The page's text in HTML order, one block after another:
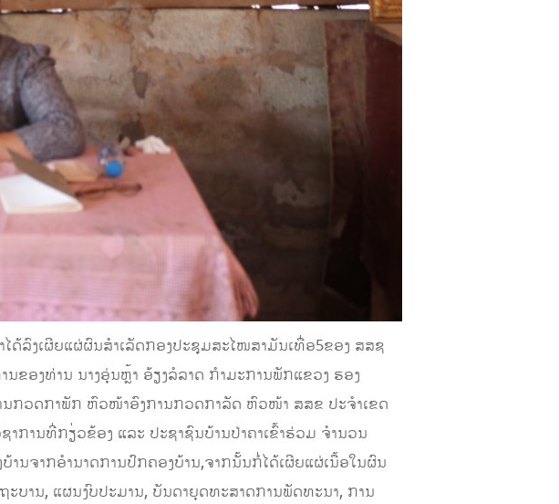
ເຜີຍແຜ່ຜົນສໍາເລັດກອງປະຊຸມສະໄໜສາມັນເທື່ອ5ຂອງ ສສຊ
ຂອງທ່ານ ນາງອຸ່ນຫຼ້າ ອ້ຽງລໍລາດ ກໍາມະການພັກແຂວງ ຮອງ
ນກວດກາພັກ ຫົວໜ້າອົງການກວດກາລັດ ຫົວໜ້າ ສສຂ ປະຈໍາເຂດ
າການທີ່ກຽ່ວຂ້ອງ ແລະ ປະຊາຊົນບ້ານປ່າຄາເຂົ້າຮ່ວມ ຈໍານວນ
ນຈາກອໍານາດການປົກຄອງບ້ານ,ຈາກນັ້ນກໍ່ໄດ້ເຜີຍແຜ່ເນື້ອໃນຜົນ
ບານ, ແຜນງົບປະມານ, ບັນດາຍຸດທະສາດການພັດທະນາ, ການ